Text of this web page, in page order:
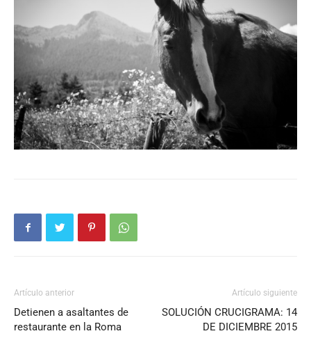
Artículo anterior
Detienen a asaltantes de
restaurante en la Roma
Artículo siguiente
SOLUCIÓN CRUCIGRAMA: 14
DE DICIEMBRE 2015